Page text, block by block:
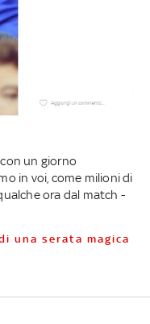
un giorno
in voi, come milioni di
ora dal match -
una serata magica